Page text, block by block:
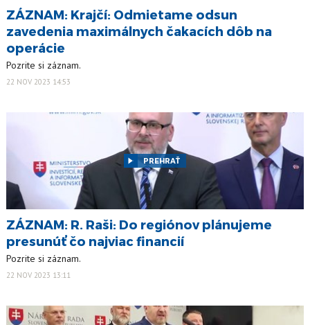
ZÁZNAM: Krajčí: Odmietame odsun
zavedenia maximálnych čakacích dôb na
operácie
Pozrite si záznam.
22 NOV 2023 14:53
PREHRAŤ
ZÁZNAM: R. Raši: Do regiónov plánujeme
presunúť čo najviac financií
Pozrite si záznam.
22 NOV 2023 13:11